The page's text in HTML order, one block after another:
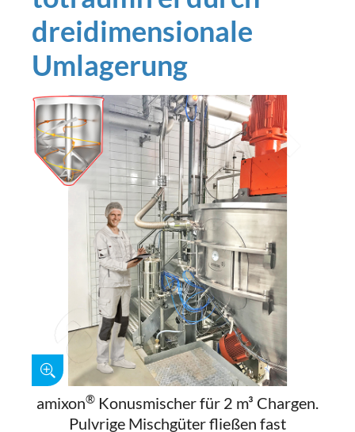
dreidimensionale
Umlagerung
amixon® Konusmischer für 2 m³ Chargen.
Pulvrige Mischgüter fließen fast